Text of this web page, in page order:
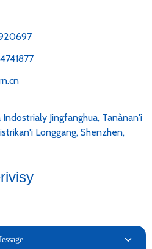
Indostrialy Jingfanghua, Tanànan'i
Longgang, Shenzhen,